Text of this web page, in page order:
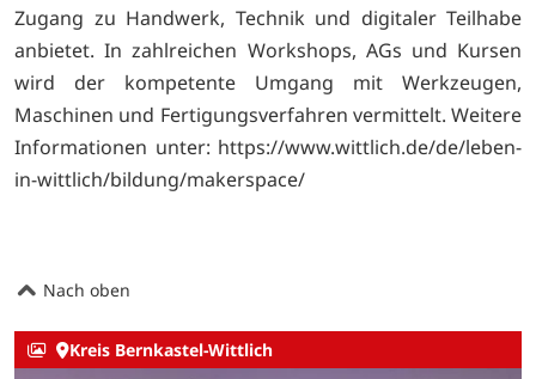
Zugang zu Handwerk, Technik und digitaler Teilhabe
anbietet. In zahlreichen Workshops, AGs und Kursen
wird der kompetente Umgang mit Werkzeugen,
Maschinen und Fertigungsverfahren vermittelt. Weitere
Informationen unter: https://www.wittlich.de/de/leben-
in-wittlich/bildung/makerspace/
Nach oben
Kreis Bernkastel-Wittlich